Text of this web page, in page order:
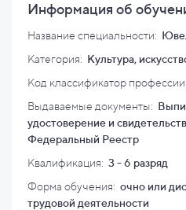
Информация об
Название специальности:
Категория: Культура,
Код классификатор профессии:
Выдаваемые документы:
удостоверение и
Федеральный Реестр
Квалификация: 3 - 6 разряд
Форма обучения: очно или
трудовой деятельности